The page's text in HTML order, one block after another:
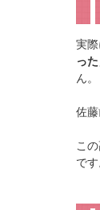
実
った
ん。
佐
こ
です